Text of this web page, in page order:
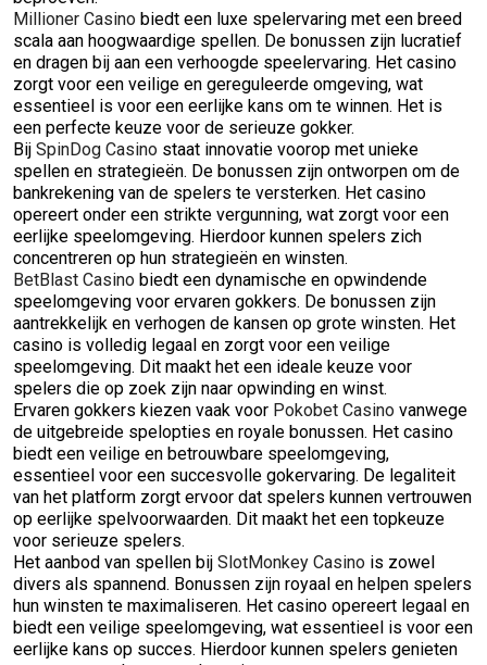
Millioner Casino biedt een luxe spelervaring met een breed
scala aan hoogwaardige spellen. De bonussen zijn lucratief
en dragen bij aan een verhoogde speelervaring. Het casino
zorgt voor een veilige en gereguleerde omgeving, wat
essentieel is voor een eerlijke kans om te winnen. Het is
een perfecte keuze voor de serieuze gokker.
Bij SpinDog Casino staat innovatie voorop met unieke
spellen en strategieën. De bonussen zijn ontworpen om de
bankrekening van de spelers te versterken. Het casino
opereert onder een strikte vergunning, wat zorgt voor een
eerlijke speelomgeving. Hierdoor kunnen spelers zich
concentreren op hun strategieën en winsten.
BetBlast Casino biedt een dynamische en opwindende
speelomgeving voor ervaren gokkers. De bonussen zijn
aantrekkelijk en verhogen de kansen op grote winsten. Het
casino is volledig legaal en zorgt voor een veilige
speelomgeving. Dit maakt het een ideale keuze voor
spelers die op zoek zijn naar opwinding en winst.
Ervaren gokkers kiezen vaak voor Pokobet Casino vanwege
de uitgebreide spelopties en royale bonussen. Het casino
biedt een veilige en betrouwbare speelomgeving,
essentieel voor een succesvolle gokervaring. De legaliteit
van het platform zorgt ervoor dat spelers kunnen vertrouwen
op eerlijke spelvoorwaarden. Dit maakt het een topkeuze
voor serieuze spelers.
Het aanbod van spellen bij SlotMonkey Casino is zowel
divers als spannend. Bonussen zijn royaal en helpen spelers
hun winsten te maximaliseren. Het casino opereert legaal en
biedt een veilige speelomgeving, wat essentieel is voor een
eerlijke kans op succes. Hierdoor kunnen spelers genieten